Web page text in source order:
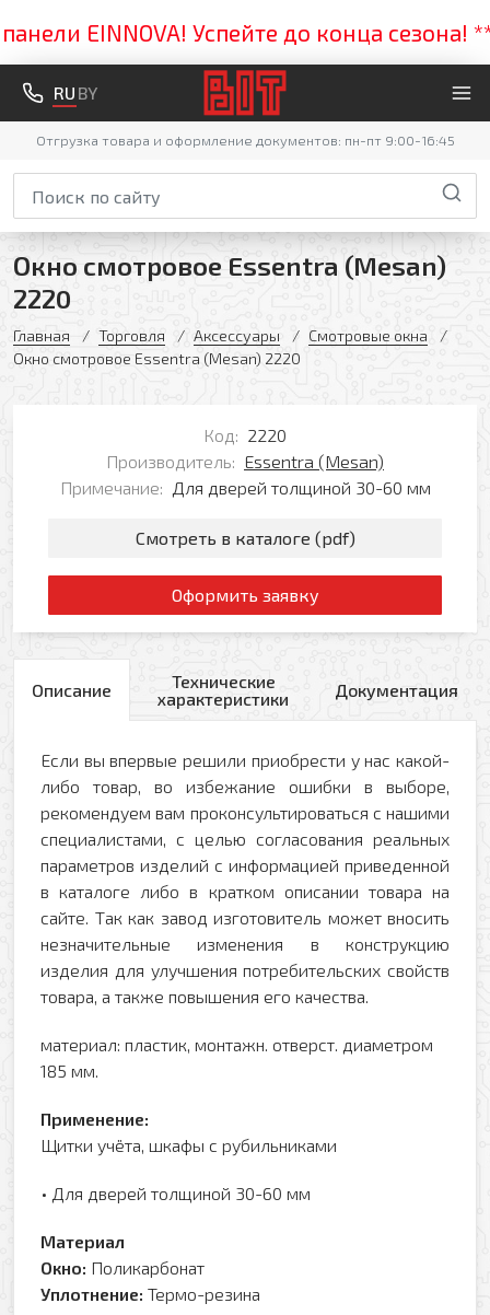
EINNOVA! Успейте до конца сезона!
RU BY
Отгрузка товара и оформление документов: пн-пт 9:00-16:45
Окно смотровое Essentra (Mesan)
2220
Главная Торговля Аксессуары
Смотровые окна
Окно смотровое Essentra (Mesan) 2220
Код: 2220
Производитель: Essentra (Mesan)
Примечание: Для дверей толщиной 30-60 мм
Смотреть в каталоге (pdf)
Оформить заявку
Описание
Технические
характеристики
Документация
Если вы впервые решили приобрести у нас какой-
либо товар, во избежание ошибки в выборе,
рекомендуем вам проконсультироваться с нашими
специалистами, с целью согласования реальных
параметров изделий с информацией приведенной
в каталоге либо в кратком описании товара на
сайте. Так как завод изготовитель может вносить
незначительные изменения в конструкцию
изделия для улучшения потребительских свойств
товара, а также повышения его качества.
материал: пластик, монтажн. отверст. диаметром
185 мм.
Применение:
Щитки учёта, шкафы с рубильниками
• Для дверей толщиной 30-60 мм
Материал
Окно: Поликарбонат
Уплотнение: Термо-резина